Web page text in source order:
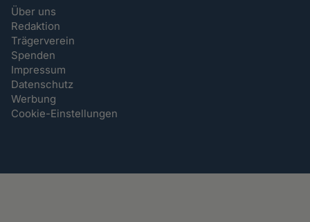
Über uns
Redaktion
Trägerverein
Spenden
Impressum
Datenschutz
Werbung
Cookie-Einstellungen